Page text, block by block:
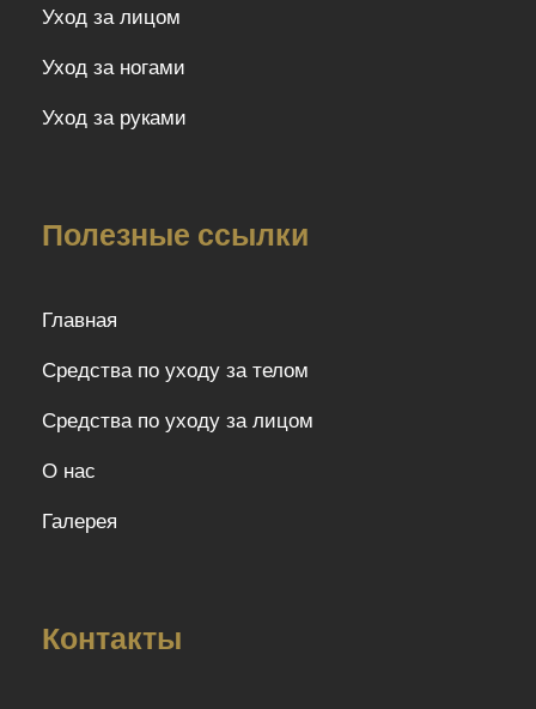
Уход за лицом
Уход за ногами
Уход за руками
Полезные ссылки
Главная
Средства по уходу за телом
Средства по уходу за лицом
О нас
Галерея
Контакты